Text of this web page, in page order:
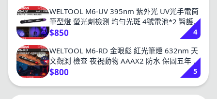
WELTOOL M6-UV 395nm 紫外光 UV光手電筒
筆型燈 螢光劑檢測 均勻光斑 4號電池*2 醫護
台灣總代理
$850
4
WELTOOL M6-RD 金眼彪 紅光筆燈 632nm 天
文觀測 檢查 夜視動物 AAAX2 防水 保固五年 台
灣總代理
$800 5